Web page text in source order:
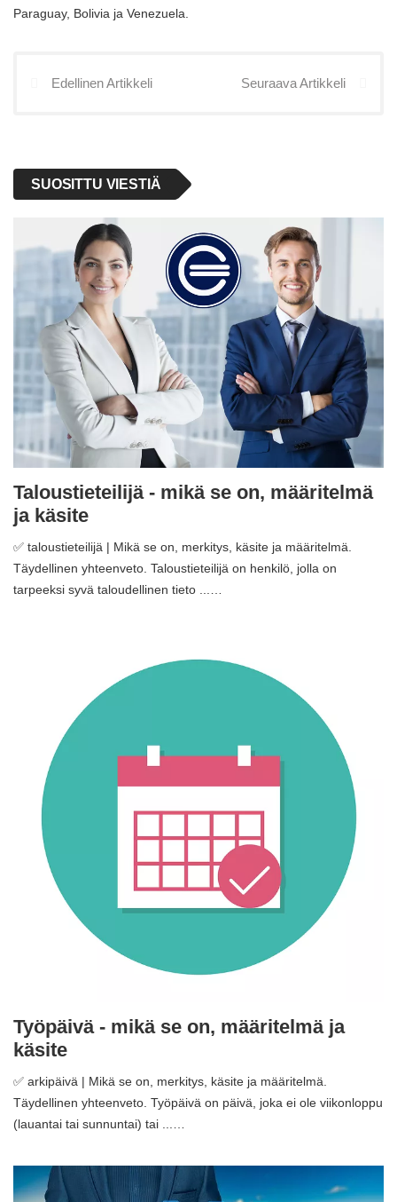
Paraguay, Bolivia ja Venezuela.
Edellinen Artikkeli Seuraava Artikkeli
SUOSITTU VIESTIÄ
Taloustieteilijä - mikä se on, määritelmä
ja käsite
✅ taloustieteilijä | Mikä se on, merkitys, käsite ja määritelmä.
Täydellinen yhteenveto. Taloustieteilijä on henkilö, jolla on
tarpeeksi syvä taloudellinen tieto ...…
Työpäivä - mikä se on, määritelmä ja
käsite
✅ arkipäivä | Mikä se on, merkitys, käsite ja määritelmä.
Täydellinen yhteenveto. Työpäivä on päivä, joka ei ole viikonloppu
(lauantai tai sunnuntai) tai ...…